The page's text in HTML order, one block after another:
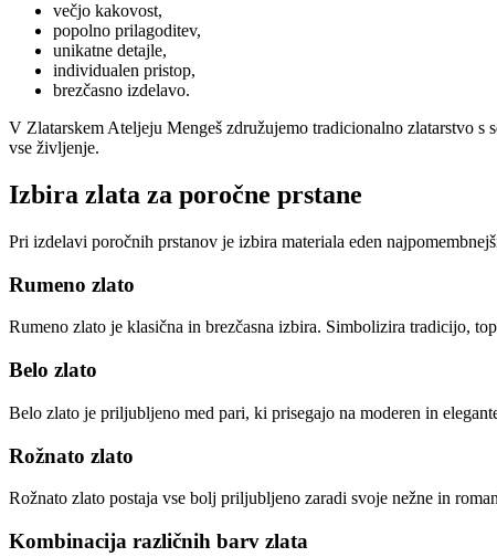
večjo kakovost,
popolno prilagoditev,
unikatne detajle,
individualen pristop,
brezčasno izdelavo.
V Zlatarskem Ateljeju Mengeš združujemo tradicionalno zlatarstvo s
vse življenje.
Izbira zlata za poročne prstane
Pri izdelavi poročnih prstanov je izbira materiala eden
Rumeno zlato
Rumeno zlato je klasična in brezčasna izbira. Simbolizira tradicijo,
Belo zlato
Belo zlato je priljubljeno med pari, ki prisegajo na moderen in
Rožnato zlato
Rožnato zlato postaja vse bolj priljubljeno zaradi svoje nežne in
Kombinacija različnih barv zlata